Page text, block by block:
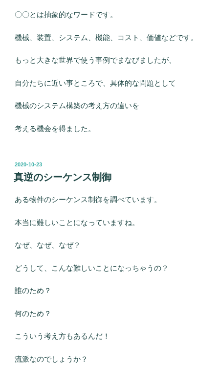
〇〇とは抽象的なワードです。
機械、装置、システム、機能、コスト、価値などです。
もっと大きな世界で使う事例でまなびましたが、
自分たちに近い事ところで、具体的な問題として
機械のシステム構築の考え方の違いを
考える機会を得ました。
投
稿
日:
2020-10-23
真逆のシーケンス制御
ある物件のシーケンス制御を調べています。
本当に難しいことになっていますね。
なぜ、なぜ、なぜ？
どうして、こんな難しいことになっちゃうの？
誰のため？
何のため？
こういう考え方もあるんだ！
流派なのでしょうか？